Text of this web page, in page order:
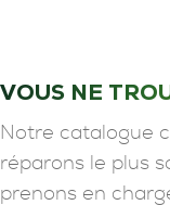
VOUS NE
Notre catalogue
réparons le plus
prenons en